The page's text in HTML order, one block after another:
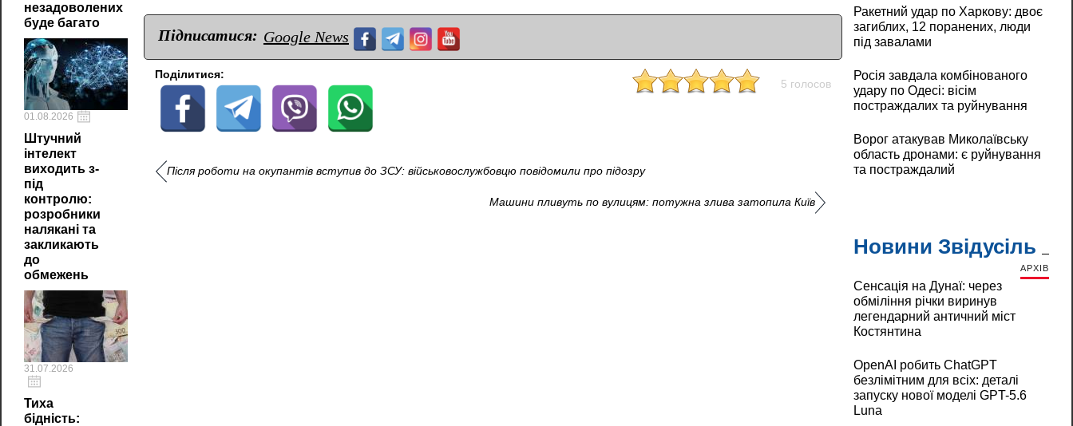
незадоволених
буде багато
01.08.2026
Штучний
інтелект
виходить з-
під
контролю:
розробники
налякані та
закликають
до
обмежень
31.07.2026
Тиха
бідність:
Підписатися: Google News
Поділитися:
5 голосов
Після роботи на окупантів вступив до ЗСУ: військовослужбовцю повідомили про підозру
Машини пливуть по вулицям: потужна злива затопила Київ
Ракетний удар по Харкову: двоє
загиблих, 12 поранених, люди
під завалами
Росія завдала комбінованого
удару по Одесі: вісім
постраждалих та руйнування
Ворог атакував Миколаївську
область дронами: є руйнування
та постраждалий
Новини Звідусіль
АРХІВ
Сенсація на Дунаї: через
обміління річки виринув
легендарний античний міст
Костянтина
OpenAI робить ChatGPT
безлімітним для всіх: деталі
запуску нової моделі GPT-5.6
Luna